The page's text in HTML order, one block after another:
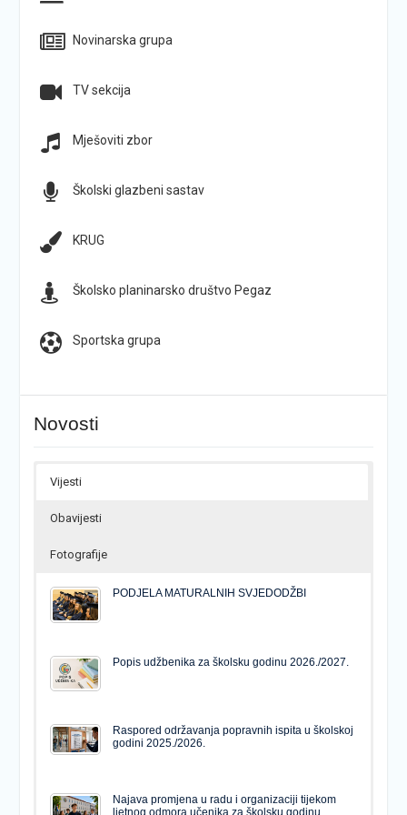
Novinarska grupa
TV sekcija
Mješoviti zbor
Školski glazbeni sastav
KRUG
Školsko planinarsko društvo Pegaz
Sportska grupa
Novosti
Vijesti
Obavijesti
Fotografije
PODJELA MATURALNIH SVJEDODŽBI
Popis udžbenika za školsku godinu 2026./2027.
Raspored održavanja popravnih ispita u školskoj
godini 2025./2026.
Najava promjena u radu i organizaciji tijekom
ljetnog odmora učenika za školsku godinu